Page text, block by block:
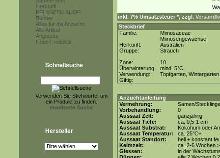
Herkunft
PFLANZEN SHOP
Bücher
Alles für die Anzucht
Alle Artikel
Angebote
Neue Produkte
Schnellsuche
Verwenden Sie Stichworte, um
ein Produkt zu finden.
erweiterte Suche
Hersteller
inkl. 7% Umsatzsteuer *, zzgl.
Steckbrief
Familie:
Mimosaceae
Mimosengewächse
Herkunft:
Australien
Gruppe:
Strauch
Zone:
10
Überwinterung:
mind. 5°C
Verwendung:
Topfgarten, Wintergarten
Giftig:
Anzuchtanleitung
Vermehrung:
Samen/Stecklinge
Vorbehandlung:
0
Aussaat Zeit:
ganzjährig
Aussaat Tiefe:
ca. 0,5-1 cm
Aussaat Substrat:
Kokohum oder
Aussaat Temperatur:
ca. 25°C+
Aussaat Standort:
hell + konstant
Keimzeit:
ca. 2-6 Wochen
Giessen:
in der